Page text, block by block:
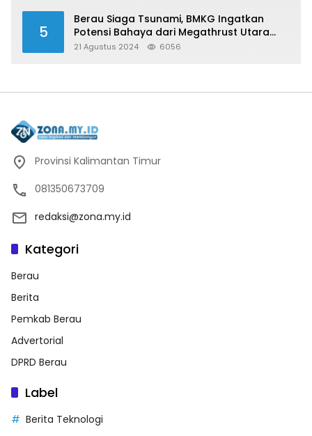
5
Berau Siaga Tsunami, BMKG Ingatkan
Potensi Bahaya dari Megathrust Utara
Sulawesi
21 Agustus 2024 6056
Provinsi Kalimantan Timur
081350673709
redaksi@zona.my.id
Kategori
Berau
Berita
Pemkab Berau
Advertorial
DPRD Berau
Label
Berita Teknologi